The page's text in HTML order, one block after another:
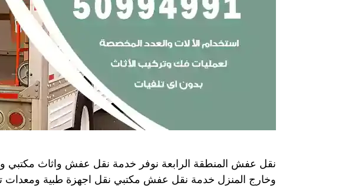
نقل عفش المنطقة الرابعة نوفر خدمة نقل عفش واثاث
وخارج المنزل خدمة نقل عفش مكتبي نقل اجهزة طبية ومعدات